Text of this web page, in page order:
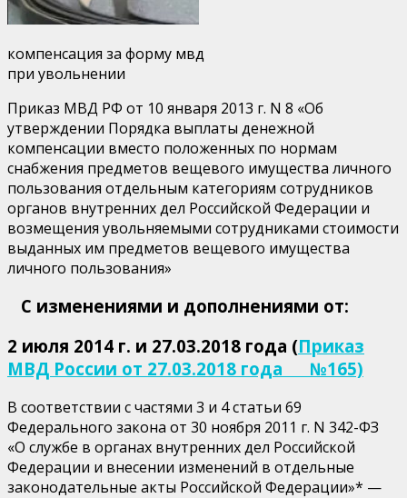
компенсация за форму мвд
при увольнении
Приказ МВД РФ от 10 января 2013 г. N 8 «Об
утверждении Порядка выплаты денежной
компенсации вместо положенных по нормам
снабжения предметов вещевого имущества личного
пользования отдельным категориям сотрудников
органов внутренних дел Российской Федерации и
возмещения увольняемыми сотрудниками стоимости
выданных им предметов вещевого имущества
личного пользования»
С изменениями и дополнениями от:
2 июля 2014 г. и 27.03.2018 года (Приказ
МВД России от 27.03.2018 года №165)
В соответствии с частями 3 и 4 статьи 69
Федерального закона от 30 ноября 2011 г. N 342-ФЗ
«О службе в органах внутренних дел Российской
Федерации и внесении изменений в отдельные
законодательные акты Российской Федерации»* —